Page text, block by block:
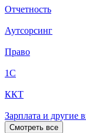
Отчетность
Аутсорсинг
Право
1С
ККТ
Зарплата и другие
Смотреть все